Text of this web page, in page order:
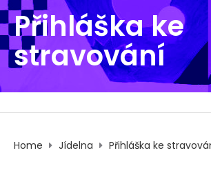
Přihláška ke
stravování
Home Jídelna Přihláška ke